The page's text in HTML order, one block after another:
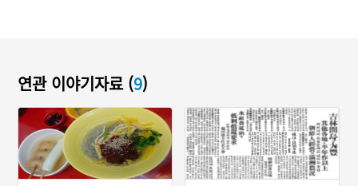
연관 이야기자료 (9)